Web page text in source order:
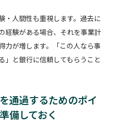
・人間性も重視します。過去に
経験がある場合、それを事業計
力が増します。「この人なら事
」と銀行に信頼してもらうこと
通過するためのポイ
備しておく